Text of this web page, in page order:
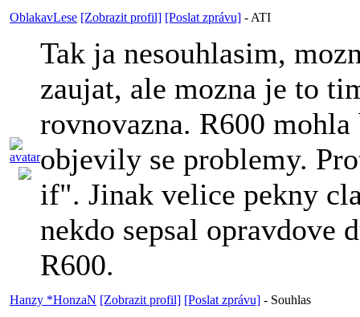
OblakavLese [Zobrazit profil] [Poslat zprávu] - ATI
Tak ja nesouhlasim,
zaujat, ale mozna je to
rovnovazna. R600
objevily se problemy.
if". Jinak velice pekny
nekdo sepsal opravdove
R600.
Hanzy *HonzaN [Zobrazit profil] [Poslat zprávu] - Souhlas